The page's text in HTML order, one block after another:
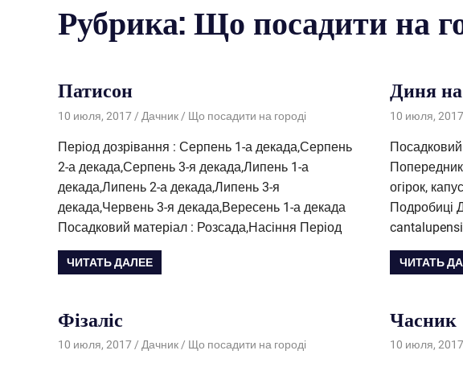
Рубрика: Що посадити на
Патисон
10 июля, 2017 Дачник Що посадити на городі
Період дозрівання : Серпень 1-а декада,Серпень
2-а декада,Серпень 3-я декада,Липень 1-а
декада,Липень 2-а декада,Липень 3-я
декада,Червень 3-я декада,Вересень 1-а декада
Посадковий матеріал : Розсада,Насіння Період
ЧИТАТЬ ДАЛЕЕ
Диня на
10 июля, 2017
огірок,
Подробиці
ЧИТАТЬ
Фізаліс
10 июля, 2017 Дачник Що посадити на городі
Часник
10 июля, 2017